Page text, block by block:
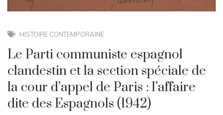
HISTOIRE CONTEMPORAINE
Le Parti communiste espagnol
clandestin et la section spéciale de
la cour d’appel de Paris : l’affaire
dite des Espagnols (1942)